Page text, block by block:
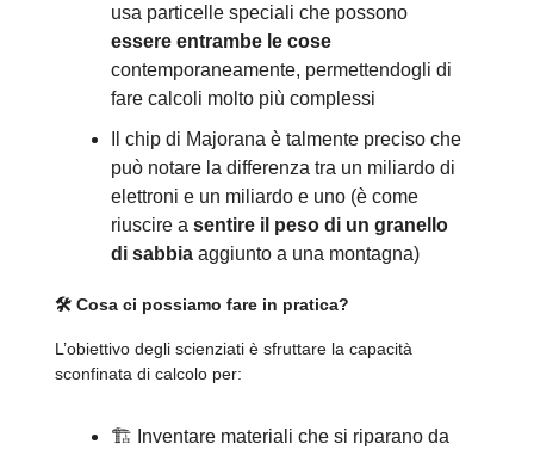
usa particelle speciali che possono
essere entrambe le cose
contemporaneamente, permettendogli di
fare calcoli molto più complessi
Il chip di Majorana è talmente preciso che
può notare la differenza tra un miliardo di
elettroni e un miliardo e uno (è come
riuscire a sentire il peso di un granello
di sabbia aggiunto a una montagna)
🛠️ Cosa ci possiamo fare in pratica?
L’obiettivo degli scienziati è sfruttare la capacità
sconfinata di calcolo per:
🏗️ Inventare materiali che si riparano da